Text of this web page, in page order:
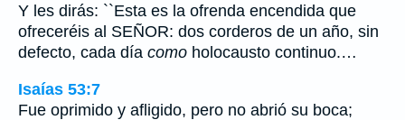
Y les dirás: ``Esta es la ofrenda encendida que
ofreceréis al SEÑOR: dos corderos de un año, sin
defecto, cada día como holocausto continuo.…
Isaías 53:7
Fue oprimido y afligido, pero no abrió su boca;